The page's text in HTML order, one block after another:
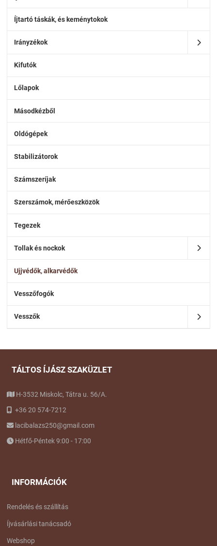
Íjtartó táskák, és keménytokok
Irányzékok
Kifutók
Lőlapok
Másodkézből
Oldógépek
Stabilizátorok
Számszeríjak
Szerszámok, mérőeszközök
Tegezek
Tollak és nockok
Ujjvédők, alkarvédők
Vesszőfogók
Vesszők
TÁLTOS ÍJÁSZ SZAKÜZLET
H-3532 Miskolc, Tátra u. 56/A.
+36 20 574-7212
lacibalazs250@gmail.com
Hétfő-Péntek 9:00 - 17:00
INFORMÁCIÓK
Rendelés és szállítás
Íjvásárlási tanácsadó
Webshop